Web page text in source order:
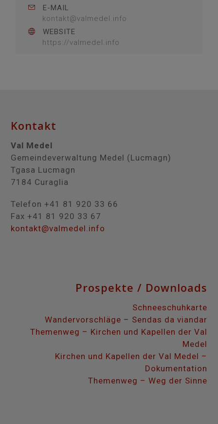
E-MAIL
kontakt@valmedel.info
WEBSITE
https://valmedel.info
Kontakt
Val Medel
Gemeindeverwaltung Medel (Lucmagn)
Tgasa Lucmagn
7184 Curaglia
Telefon +41 81 920 33 66
Fax +41 81 920 33 67
kontakt@valmedel.info
Prospekte / Downloads
Schneeschuhkarte
Wandervorschläge – Sendas da viandar
Themenweg – Kirchen und Kapellen der Val
Medel
Kirchen und Kapellen der Val Medel –
Dokumentation
Themenweg – Weg der Sinne